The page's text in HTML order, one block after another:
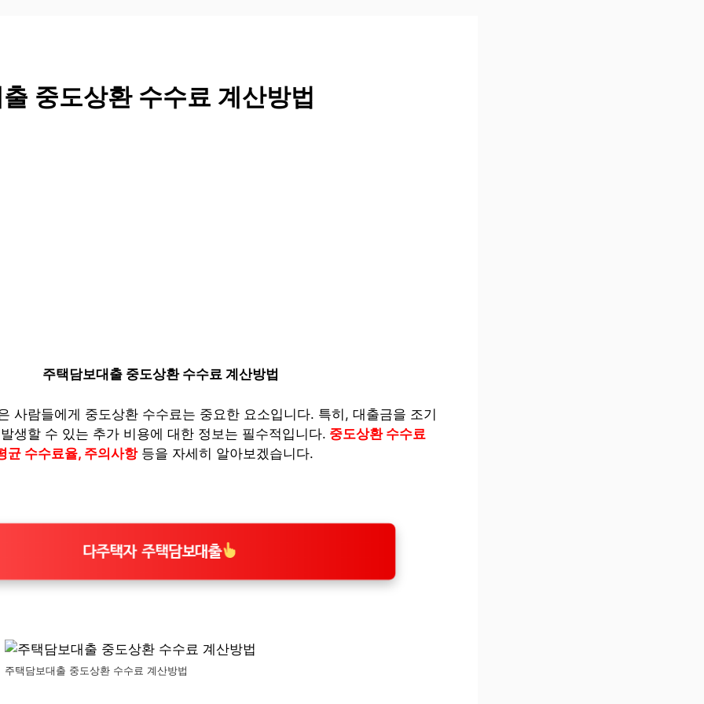
중도상환 수수료 계산방법
주택담보대출 중도상환 수수료 계산방법
사람들에게 중도상환 수수료는 중요한 요소입니다. 특히, 대출금을 조기
생할 수 있는 추가 비용에 대한 정보는 필수적입니다. 중도상환 수수료
균 수수료율, 주의사항등을 자세히 알아보겠습니다.
다주택자 주택담보대출
주택담보대출 중도상환 수수료 계산방법